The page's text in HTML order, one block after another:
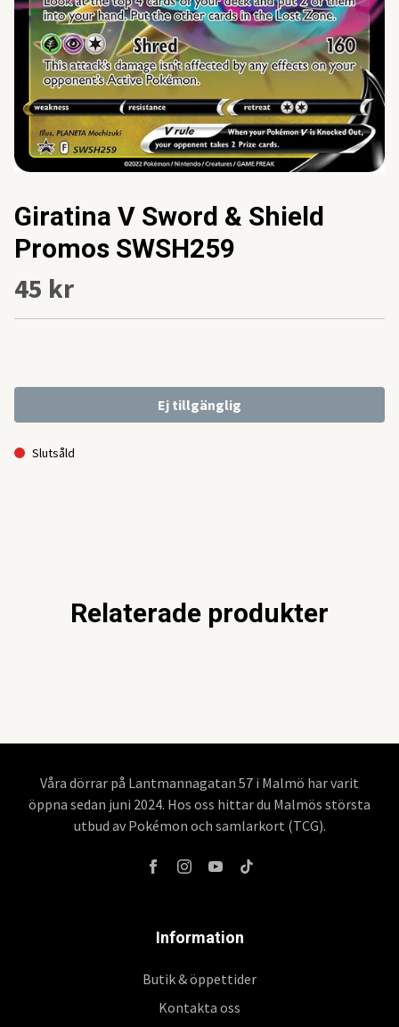
Giratina V Sword & Shield
Promos SWSH259
45 kr
Ej tillgänglig
Slutsåld
Relaterade produkter
Våra dörrar på Lantmannagatan 57 i Malmö har varit
öppna sedan juni 2024. Hos oss hittar du Malmös största
utbud av Pokémon och samlarkort (TCG).
Information
Butik & öppettider
Kontakta oss